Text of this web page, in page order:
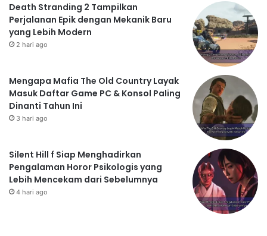
Death Stranding 2 Tampilkan
Perjalanan Epik dengan Mekanik Baru
yang Lebih Modern
2 hari ago
Mengapa Mafia The Old Country Layak
Masuk Daftar Game PC & Konsol Paling
Dinanti Tahun Ini
3 hari ago
Silent Hill f Siap Menghadirkan
Pengalaman Horor Psikologis yang
Lebih Mencekam dari Sebelumnya
4 hari ago